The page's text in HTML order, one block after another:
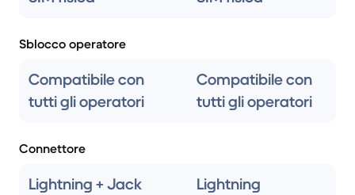
Sblocco operatore
Compatibile con
tutti gli operatori
Compatibile con
tutti gli operatori
Connettore
Lightning + Jack
Lightning